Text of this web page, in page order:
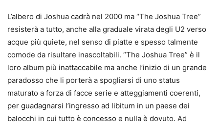
L’albero di Joshua cadrà nel 2000 ma “The Joshua Tree”
resisterà a tutto, anche alla graduale virata degli U2 verso
acque più quiete, nel senso di piatte e spesso talmente
comode da risultare inascoltabili. “The Joshua Tree” è il
loro album più inattaccabile ma anche l’inizio di un grande
paradosso che li porterà a spogliarsi di uno status
maturato a forza di facce serie e atteggiamenti coerenti,
per guadagnarsi l’ingresso ad libitum in un paese dei
balocchi in cui tutto è concesso e nulla è dovuto. Ad